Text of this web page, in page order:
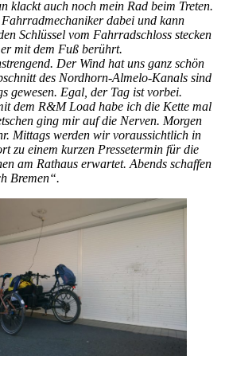
klackt auch noch mein Rad beim Treten.
dabei und kann
Schlüssel vom Fahrradschloss stecken
mit dem Fuß berührt.
Der Wind hat uns ganz schön
des Nordhorn-Almelo-Kanals sind
gewesen. Egal, der Tag ist vorbei.
dem R&M Load habe ich die Kette mal
ging mir auf die Nerven. Morgen
Mittags werden wir voraussichtlich in
zu einem kurzen Pressetermin für die
am Rathaus erwartet. Abends schaffen
Bremen“.